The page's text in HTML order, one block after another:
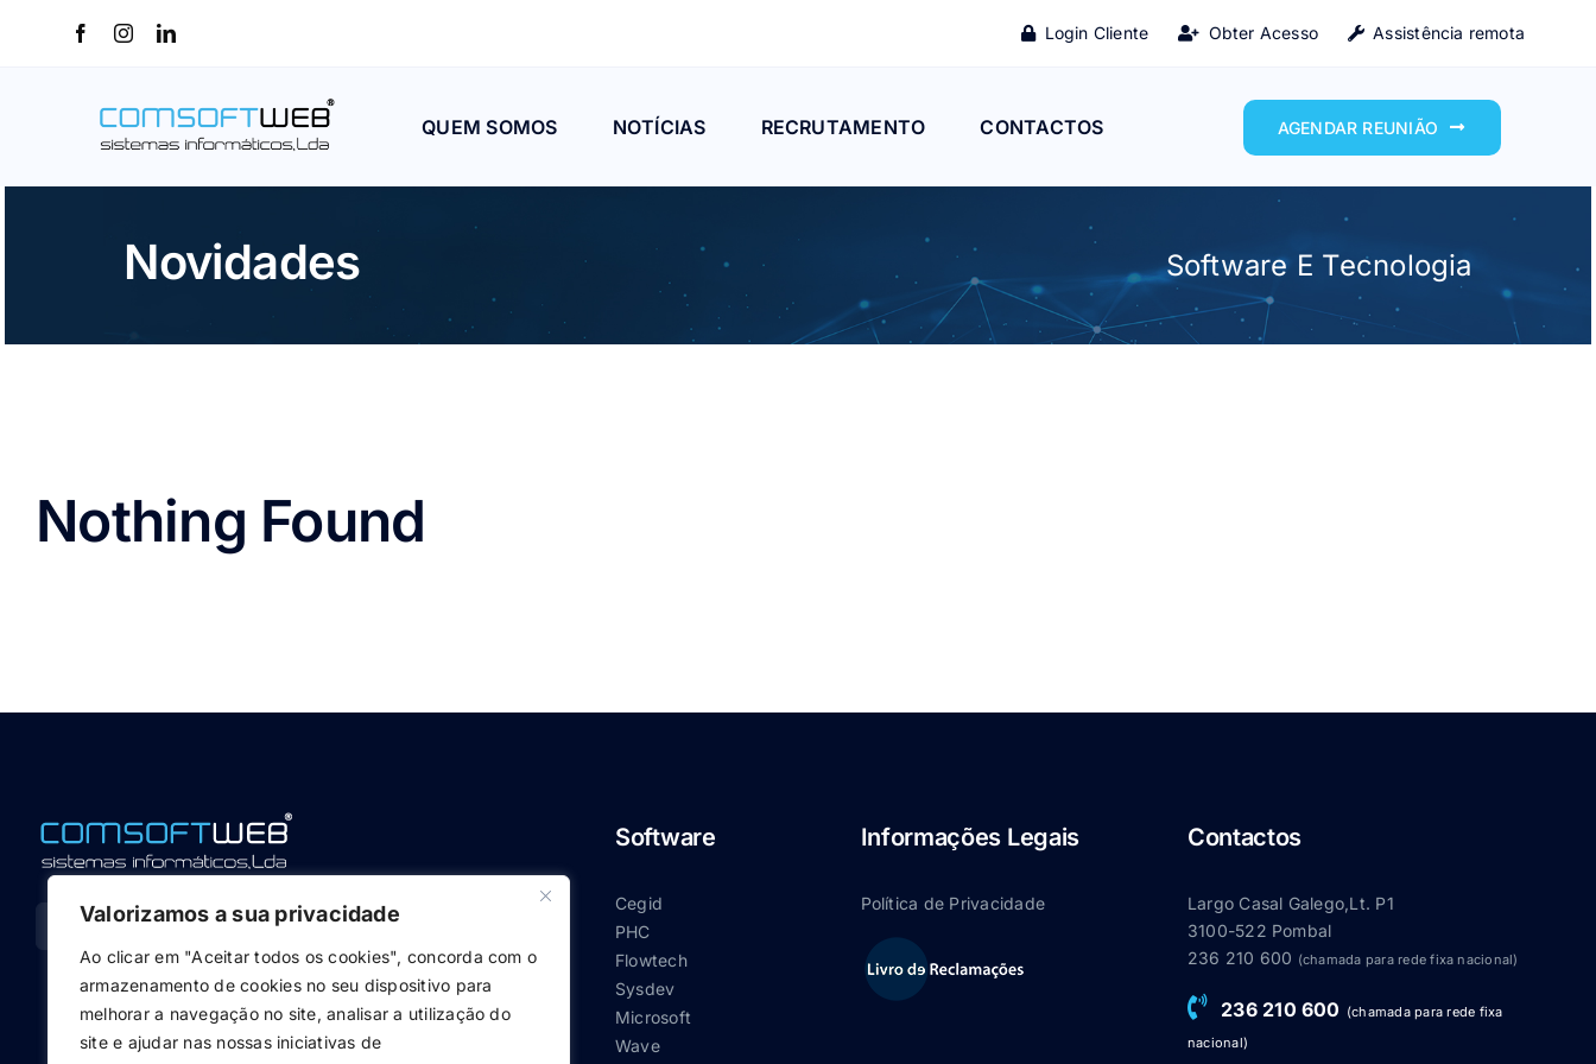
Valorizamos a sua privacidade
Ao clicar em "Aceitar todos os cookies", concorda com o
armazenamento de cookies no seu dispositivo para
melhorar a navegação no site, analisar a utilização do
site e ajudar nas nossas iniciativas de
Login Cliente Obter Acesso Assistência remota
QUEM SOMOS NOTÍCIAS RECRUTAMENTO CONTACTOS AGENDAR REUNIÃO
Novidades Software E Tecnologia
Nothing Found
Software
Cegid
PHC
Flowtech
Sysdev
Microsoft
Wave
Informações Legais
Política de Privacidade
Contactos
Largo Casal Galego,Lt. P1
3100-522 Pombal
236 210 600 (chamada para rede fixa nacional)
236 210 600 (chamada para rede fixa
nacional)